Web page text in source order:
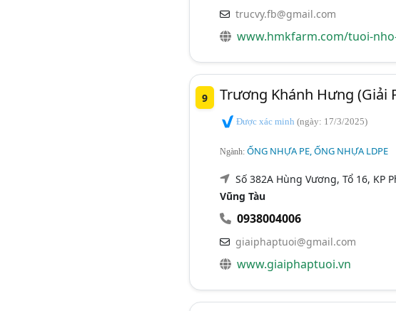
trucvy.fb@gmail.com
www.hmkfarm.com/tuoi-
9 Trương Khánh Hưng (Giải
Được xác minh (ngày: 17/3/2025)
Ngành: ỐNG NHỰA PE, ỐNG NHỰA LDPE
Số 382A Hùng Vương, Tổ 16, KP
Vũng Tàu
0938004006
giaiphaptuoi@gmail.com
www.giaiphaptuoi.vn